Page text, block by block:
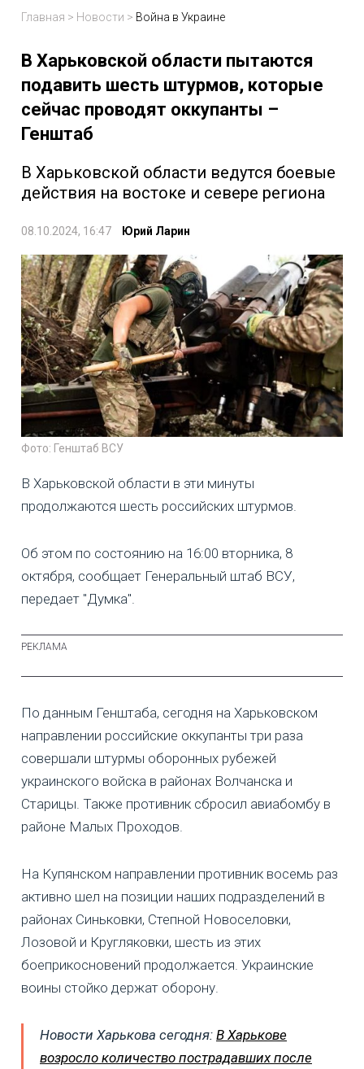
Главная > Новости > Война в Украине
В Харьковской области пытаются
подавить шесть штурмов, которые
сейчас проводят оккупанты –
Генштаб
В Харьковской области ведутся боевые
действия на востоке и севере региона
08.10.2024, 16:47 Юрий Ларин
Фото: Генштаб ВСУ
В Харьковской области в эти минуты
продолжаются шесть российских штурмов.
Об этом по состоянию на 16:00 вторника, 8
октября, сообщает Генеральный штаб ВСУ,
передает "Думка".
По данным Генштаба, сегодня на Харьковском
направлении российские оккупанты три раза
совершали штурмы оборонных рубежей
украинского войска в районах Волчанска и
Старицы. Также противник сбросил авиабомбу в
районе Малых Проходов.
На Купянском направлении противник восемь раз
активно шел на позиции наших подразделений в
районах Синьковки, Степной Новоселовки,
Лозовой и Кругляковки, шесть из этих
боеприкосновений продолжается. Украинские
воины стойко держат оборону.
Новости Харькова сегодня: В Харькове
возросло количество пострадавших после